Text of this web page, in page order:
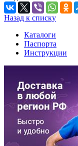
Назад к списку
Каталоги
Паспорта
Инструкции